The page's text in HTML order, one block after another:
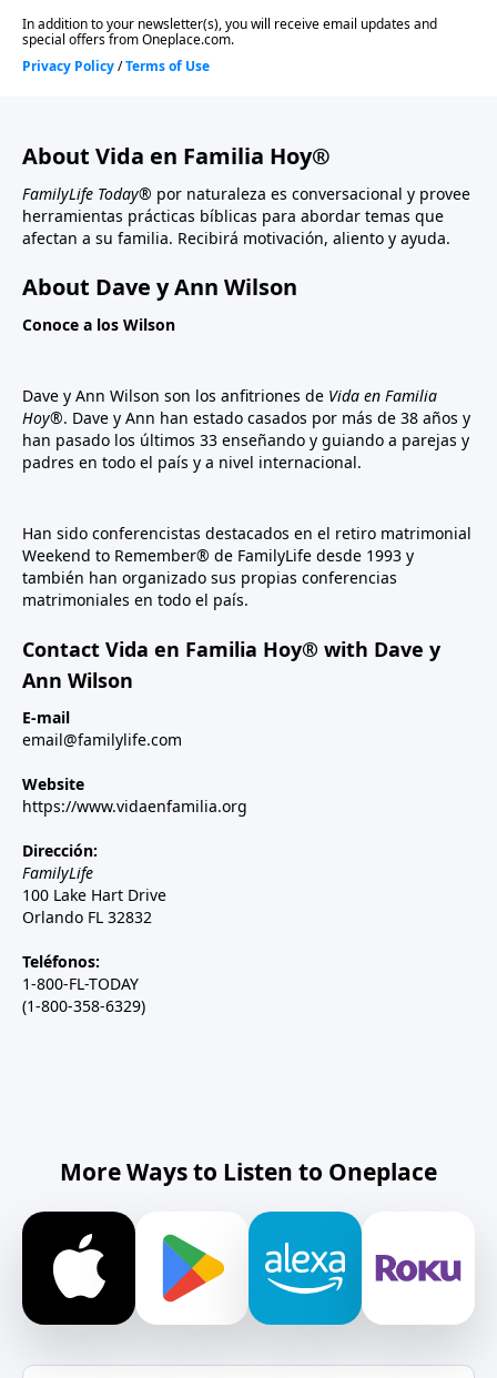
About Vida en Familia Hoy®
FamilyLife Today® por naturaleza es conversacional y provee
herramientas prácticas bíblicas para abordar temas que
afectan a su familia. Recibirá motivación, aliento y ayuda.
About Dave y Ann Wilson
Conoce a los Wilson
Dave y Ann Wilson son los anfitriones de Vida en Familia
Hoy®. Dave y Ann han estado casados por más de 38 años y
han pasado los últimos 33 enseñando y guiando a parejas y
padres en todo el país y a nivel internacional.
Han sido conferencistas destacados en el retiro matrimonial
Weekend to Remember® de FamilyLife desde 1993 y
también han organizado sus propias conferencias
matrimoniales en todo el país.
Contact Vida en Familia Hoy® with Dave y
Ann Wilson
E-mail
email@familylife.com
Website
https://www.vidaenfamilia.org
Dirección:
FamilyLife
100 Lake Hart Drive
Orlando FL 32832
Teléfonos:
1-800-FL-TODAY
(1-800-358-6329)
More Ways to Listen to Oneplace